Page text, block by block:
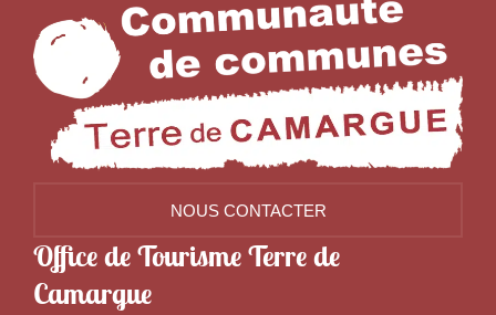
NOUS CONTACTER
Office de Tourisme Terre de
Camargue